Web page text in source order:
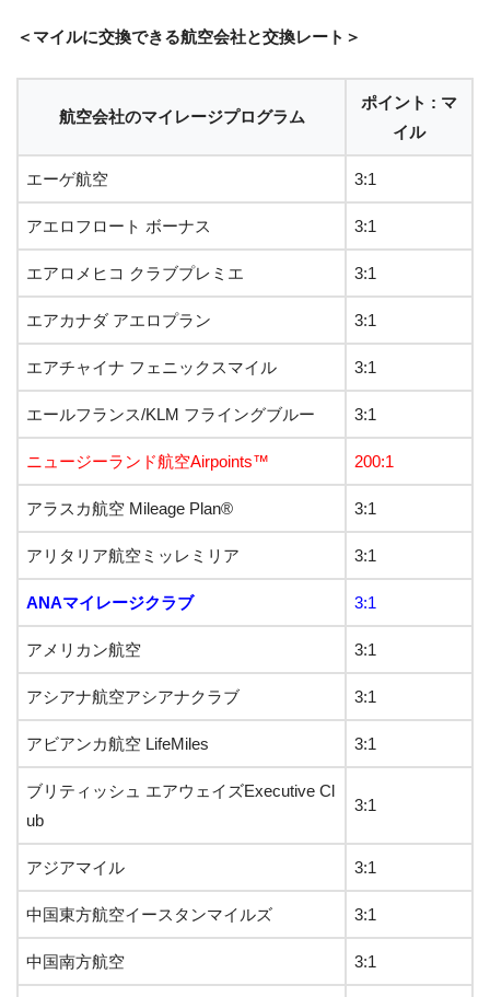
＜マイルに交換できる航空会社と交換レート＞
航空会社のマイレージプログラム
ポイント : マ
イル
エーゲ航空 3:1
アエロフロート ボーナス 3:1
エアロメヒコ クラブプレミエ 3:1
エアカナダ アエロプラン 3:1
エアチャイナ フェニックスマイル 3:1
エールフランス/KLM フライングブルー 3:1
ニュージーランド航空Airpoints™ 200:1
アラスカ航空 Mileage Plan® 3:1
アリタリア航空ミッレミリア 3:1
ANAマイレージクラブ 3:1
アメリカン航空 3:1
アシアナ航空アシアナクラブ 3:1
アビアンカ航空 LifeMiles 3:1
ブリティッシュ エアウェイズExecutive Cl
ub
3:1
アジアマイル 3:1
中国東方航空イースタンマイルズ 3:1
中国南方航空 3:1